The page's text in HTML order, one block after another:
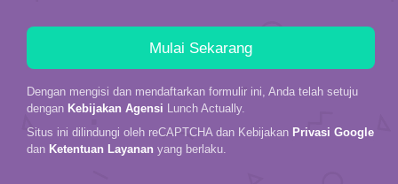
Dengan mengisi dan mendaftarkan formulir ini, Anda telah setuju
dengan Kebijakan Agensi Lunch Actually.
Situs ini dilindungi oleh reCAPTCHA dan Kebijakan Privasi Google
dan Ketentuan Layanan yang berlaku.